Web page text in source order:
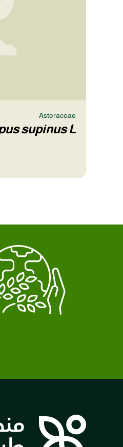
Asteraceae
supinus L.